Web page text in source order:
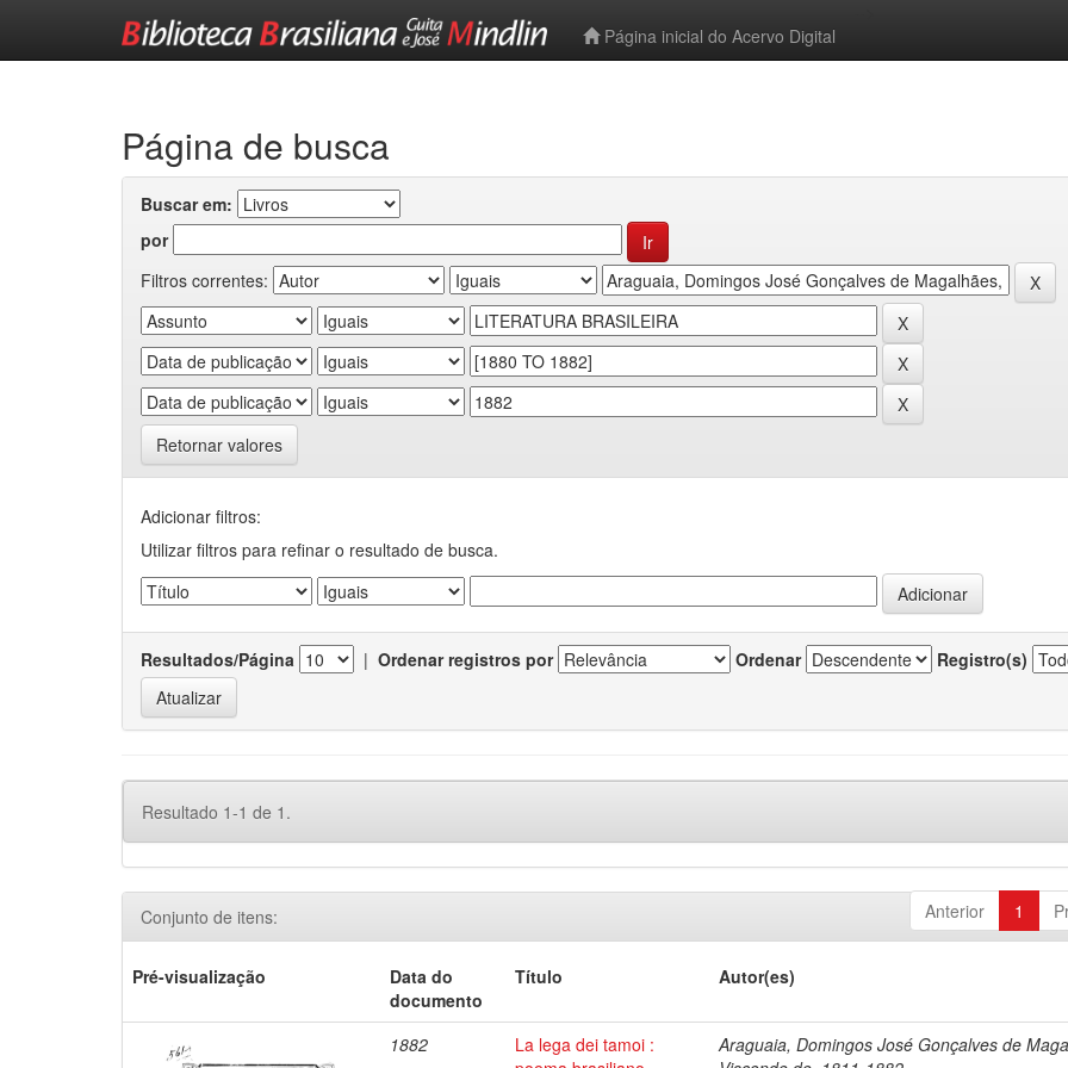
Página inicial do Acervo Digital
Página de busca
Buscar em:
por
Filtros correntes:
Retornar valores
Adicionar filtros:
Utilizar filtros para refinar o resultado de busca.
Resultados/Página | Ordenar registros por Ordenar Registro(s)
Resultado 1-1 de 1.
Anterior 1
Conjunto de itens:
Pré-visualização
Data do
documento
Título Autor(es)
1882
La lega dei tamoi :
Araguaia, Domingos José Gonçalves de